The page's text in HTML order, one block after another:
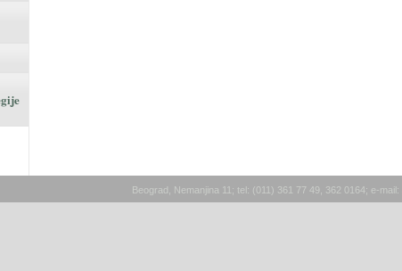
Beograd, Nemanjina 11; tel: (011) 361 77 49, 362 0164; e-mail: